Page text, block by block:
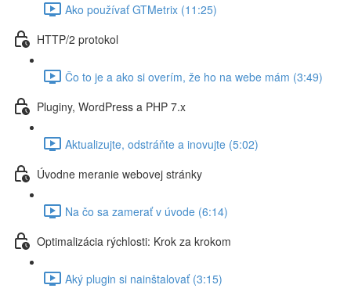
Ako používať GTMetrix (11:25)
HTTP/2 protokol
Čo to je a ako si overím, že ho na webe mám (3:49)
Pluginy, WordPress a PHP 7.x
Aktualizujte, odstráňte a inovujte (5:02)
Úvodne meranie webovej stránky
Na čo sa zamerať v úvode (6:14)
Optimalizácia rýchlosti: Krok za krokom
Aký plugin si nainštalovať (3:15)